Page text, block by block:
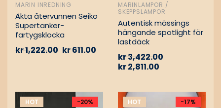
MARIN INREDNING
Äkta återvunnen Seiko
Supertanker-
fartygsklocka
kr1,222.00 kr611.00
MARINLAMPOR /
SKEPPSLAMPOR
Autentisk mässings
hängande spotlight för
lastdäck
kr3,422.00
kr2,811.00
HOT -20% HOT -17%